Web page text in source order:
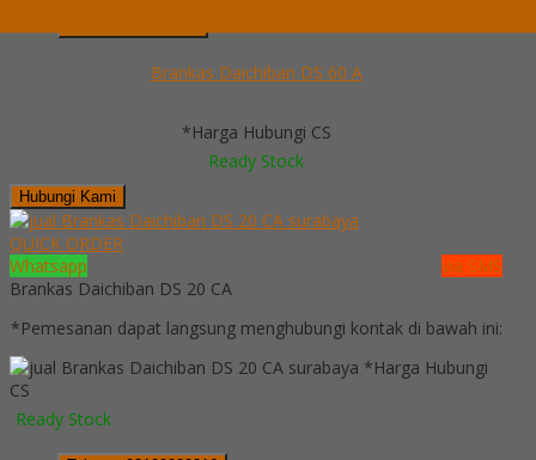
Brankas Daichiban DS 60 A
*Harga Hubungi CS
Ready Stock
Hubungi Kami
QUICK ORDER
Whatsapp
via SMS
Brankas Daichiban DS 20 CA
*Pemesanan dapat langsung menghubungi kontak di bawah ini:
*Harga Hubungi
CS
Ready Stock